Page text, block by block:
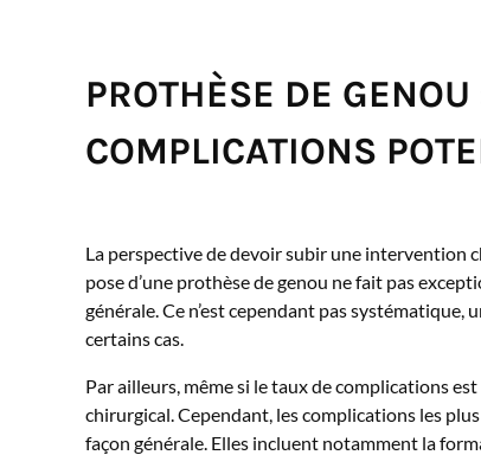
PROTHÈSE DE
COMPLICATIONS
La perspective de devoir subir une intervention
pose d’une prothèse de genou ne fait pas
générale. Ce n’est cependant pas
certains cas.
Par ailleurs, même si le taux de complications
chirurgical. Cependant, les complications les
façon générale. Elles incluent notamment la